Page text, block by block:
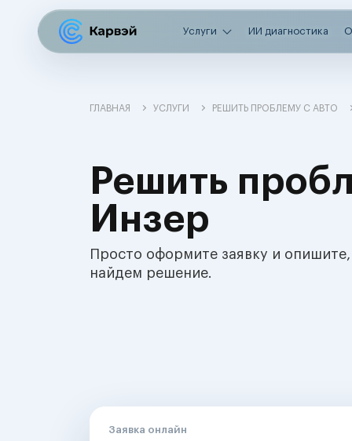
Услуги ИИ диагностика
ГЛАВНАЯ УСЛУГИ РЕШИТЬ ПРОБЛЕМУ С АВТО
Решить
Инзер
Просто оформите заявку и
найдем решение.
Заявка онлайн